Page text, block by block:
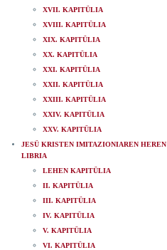
XVII. KAPITÜLIA
XVIII. KAPITÜLIA
XIX. KAPITÜLIA
XX. KAPITÜLIA
XXI. KAPITÜLIA
XXII. KAPITÜLIA
XXIII. KAPITÜLIA
XXIV. KAPITÜLIA
XXV. KAPITÜLIA
JESÜ KRISTEN IMITAZIONIAREN HEREN
LIBRIA
LEHEN KAPITÜLIA
II. KAPITÜLIA
III. KAPITÜLIA
IV. KAPITÜLIA
V. KAPITÜLIA
VI. KAPITÜLIA